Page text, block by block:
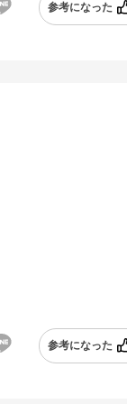
参考になった
参考になった